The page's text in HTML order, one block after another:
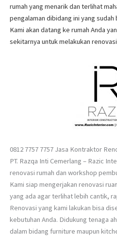
rumah yang menarik dan terlihat
pengalaman dibidang ini yang
Kami akan datang ke rumah Anda
sekitarnya untuk melakukan
0812 7757 7757 Jasa Kontraktor
PT. Razqa Inti Cemerlang – Razic
renovasi rumah dan workshop
Kami siap mengerjakan renovasi
yang ada agar terlihat lebih cantik,
Renovasi yang kami lakukan bisa
kebutuhan Anda. Didukung tenaga
dalam bidang furniture maupun